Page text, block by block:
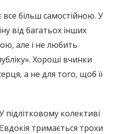
все більш самостійною. У
від багатьох інших
але і не любить
Хороші вчинки
а не для того, щоб її
підлітковому колективі
тримається трохи